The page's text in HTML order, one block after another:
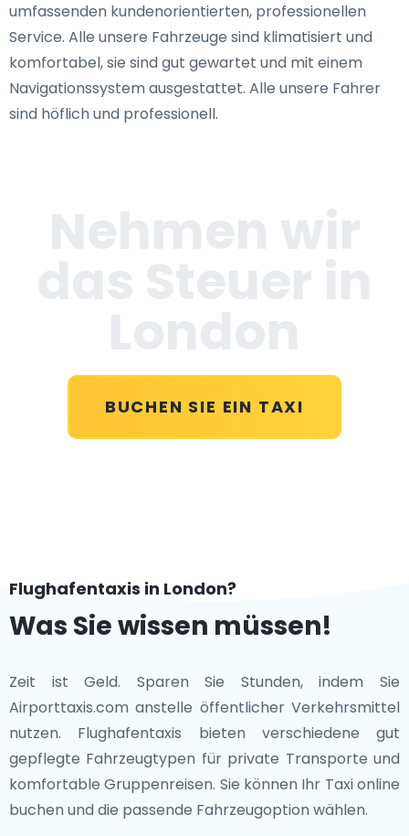
umfassenden kundenorientierten, professionellen
Service. Alle unsere Fahrzeuge sind klimatisiert und
komfortabel, sie sind gut gewartet und mit einem
Navigationssystem ausgestattet. Alle unsere Fahrer
sind höflich und professionell.
BUCHEN SIE EIN TAXI
Flughafentaxis in London?
Was Sie wissen müssen!
Zeit ist Geld. Sparen Sie Stunden, indem Sie
Airporttaxis.com anstelle öffentlicher Verkehrsmittel
nutzen. Flughafentaxis bieten verschiedene gut
gepflegte Fahrzeugtypen für private Transporte und
komfortable Gruppenreisen. Sie können Ihr Taxi online
buchen und die passende Fahrzeugoption wählen.